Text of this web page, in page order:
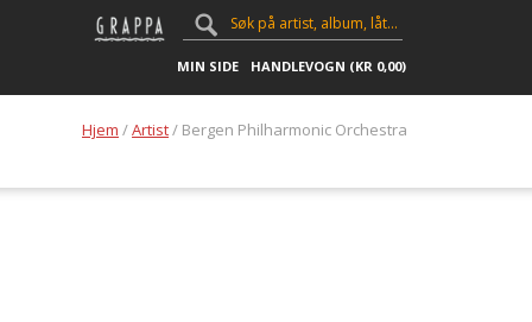
MIN SIDE HANDLEVOGN (KR 0,00)
Hjem /Artist/ Bergen Philharmonic Orchestra